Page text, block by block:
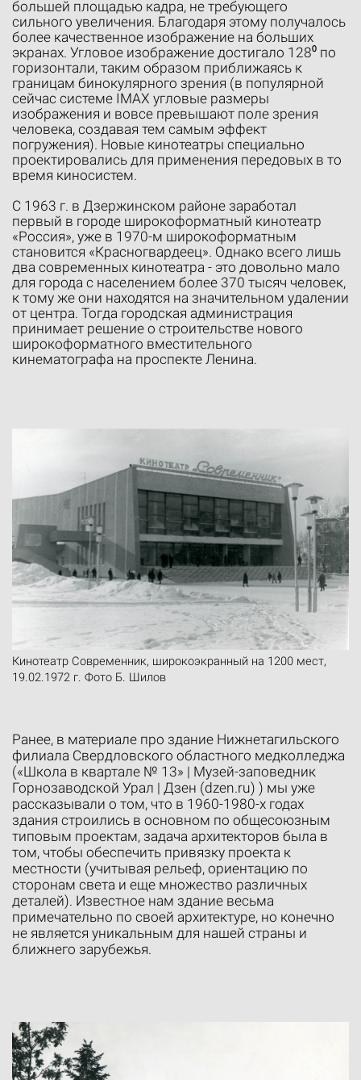
большей площадью кадра, не требующего
сильного увеличения. Благодаря этому получалось
более качественное изображение на больших
экранах. Угловое изображение достигало 128⁰ по
горизонтали, таким образом приближаясь к
границам бинокулярного зрения (в популярной
сейчас системе IMAX угловые размеры
изображения и вовсе превышают поле зрения
человека, создавая тем самым эффект
погружения). Новые кинотеатры специально
проектировались для применения передовых в то
время киносистем.
С 1963 г. в Дзержинском районе заработал
первый в городе широкоформатный кинотеатр
«Россия», уже в 1970-м широкоформатным
становится «Красногвардеец». Однако всего лишь
два современных кинотеатра - это довольно мало
для города с населением более 370 тысяч человек,
к тому же они находятся на значительном удалении
от центра. Тогда городская администрация
принимает решение о строительстве нового
широкоформатного вместительного
кинематографа на проспекте Ленина.
Кинотеатр Современник, широкоэкранный на 1200 мест,
19.02.1972 г. Фото Б. Шилов
Ранее, в материале про здание Нижнетагильского
филиала Свердловского областного медколледжа
(«Школа в квартале № 13» | Музей-заповедник
Горнозаводской Урал | Дзен (dzen.ru) ) мы уже
рассказывали о том, что в 1960-1980-х годах
здания строились в основном по общесоюзным
типовым проектам, задача архитекторов была в
том, чтобы обеспечить привязку проекта к
местности (учитывая рельеф, ориентацию по
сторонам света и еще множество различных
деталей). Известное нам здание весьма
примечательно по своей архитектуре, но конечно
не является уникальным для нашей страны и
ближнего зарубежья.